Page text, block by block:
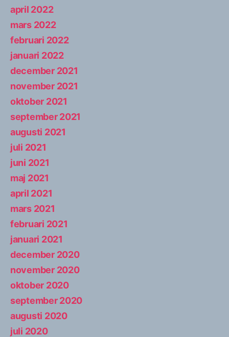
april 2022
mars 2022
februari 2022
januari 2022
december 2021
november 2021
oktober 2021
september 2021
augusti 2021
juli 2021
juni 2021
maj 2021
april 2021
mars 2021
februari 2021
januari 2021
december 2020
november 2020
oktober 2020
september 2020
augusti 2020
juli 2020